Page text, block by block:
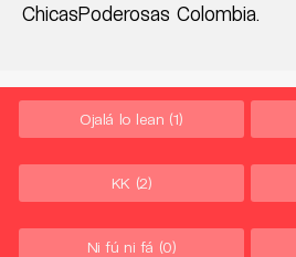
ChicasPoderosas Colombia.
Ojalá lo lean (1)
KK (2)
Ni fú ni fá (0)